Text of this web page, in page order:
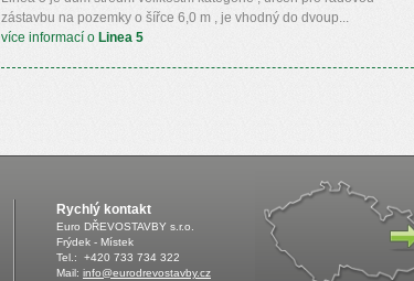
zástavbu na pozemky o šířce 6,0 m , je vhodný do dvoup...
více informací o Linea 5
Rychlý kontakt
Euro DŘEVOSTAVBY s.r.o.
Frýdek - Místek
Tel.: +420 733 734 322
Mail: info@eurodrevostavby.cz